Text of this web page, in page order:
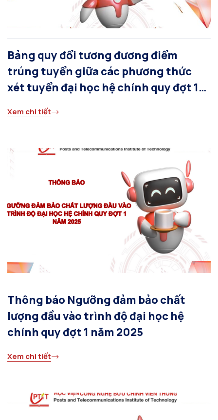
Bảng quy đổi tương đương điểm
trúng tuyển giữa các phương thức
xét tuyển đại học hệ chính quy đợt 1
năm 2025
Xem chi tiết
Thông báo Ngưỡng đảm bảo chất
lượng đầu vào trình độ đại học hệ
chính quy đợt 1 năm 2025
Xem chi tiết